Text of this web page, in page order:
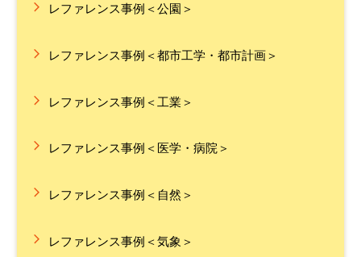
レファレンス事例＜公園＞
レファレンス事例＜都市工学・都市計画＞
レファレンス事例＜工業＞
レファレンス事例＜医学・病院＞
レファレンス事例＜自然＞
レファレンス事例＜気象＞